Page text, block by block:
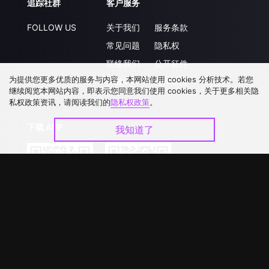
追踪社群
FOLLOW US
客户服务
关于我们
常见问题
联络我们
升级VIP
服务条款
隐私权
公开征件
合作洽談
为提供您更多优质的服务与内容，本网站使用 cookies 分析技术。若您
继续阅览本网站内容，即表示您同意我们使用 cookies，关于更多相关隐
私权政策资讯，请阅读我们的隐私权政策。
我知道了